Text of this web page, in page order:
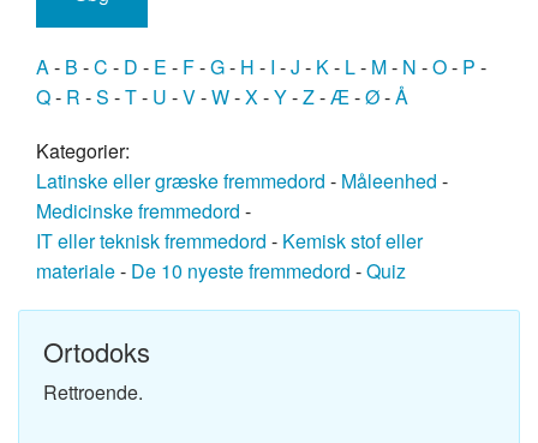
A- B -C - D - E - F-G- H - I -J - K- L- M- N -O- P -
Q- R -S -T- U -V-W-X-Y-Z-Æ-Ø-Å
Kategorier:
Latinske eller græske fremmedord - Måleenhed -
Medicinske fremmedord -
IT eller teknisk fremmedord - Kemisk stof eller
materiale- De 10 nyeste fremmedord -Quiz
Ortodoks
Rettroende.